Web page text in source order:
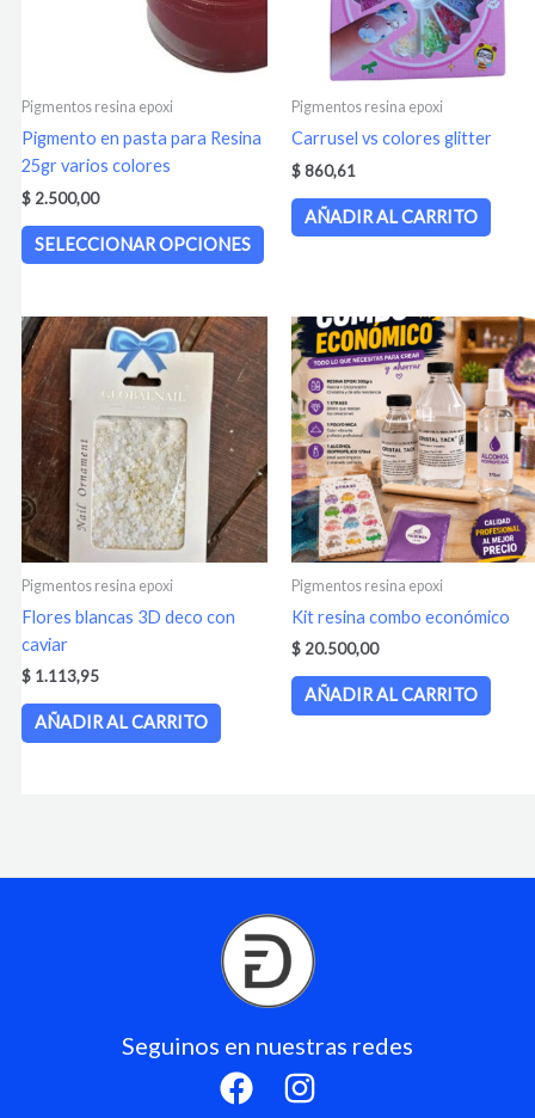
Pigmentos resina epoxi
Pigmento en pasta para Resina
25gr varios colores
$2.500,00
SELECCIONAR OPCIONES
pueden
elegir
página
producto
Pigmentos resina epoxi
Carrusel vs colores glitter
$860,61
AÑADIR AL CARRITO
Pigmentos resina epoxi
Flores blancas 3D deco con
caviar
$1.113,95
AÑADIR AL CARRITO
Pigmentos resina epoxi
Kit resina combo económico
$ 20.500,00
AÑADIR AL CARRITO
Seguinos en nuestras redes